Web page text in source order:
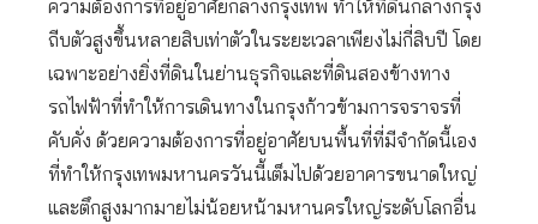
ความต้องการที่อยู่อาศัยกลางกรุงเทพ ทำให้ที่ดินกลางกรุง
ถีบตัวสูงขึ้นหลายสิบเท่าตัวในระยะเวลาเพียงไม่กี่สิบปี โดย
เฉพาะอย่างยิ่งที่ดินในย่านธุรกิจและที่ดินสองข้างทาง
รถไฟฟ้าที่ทำให้การเดินทางในกรุงก้าวข้ามการจราจรที่
คับคั่ง ด้วยความต้องการที่อยู่อาศัยบนพื้นที่ที่มีจำกัดนี้เอง
ที่ทำให้กรุงเทพมหานครวันนี้เต็มไปด้วยอาคารขนาดใหญ่
และตึกสูงมากมายไม่น้อยหน้ามหานครใหญ่ระดับโลกอื่น